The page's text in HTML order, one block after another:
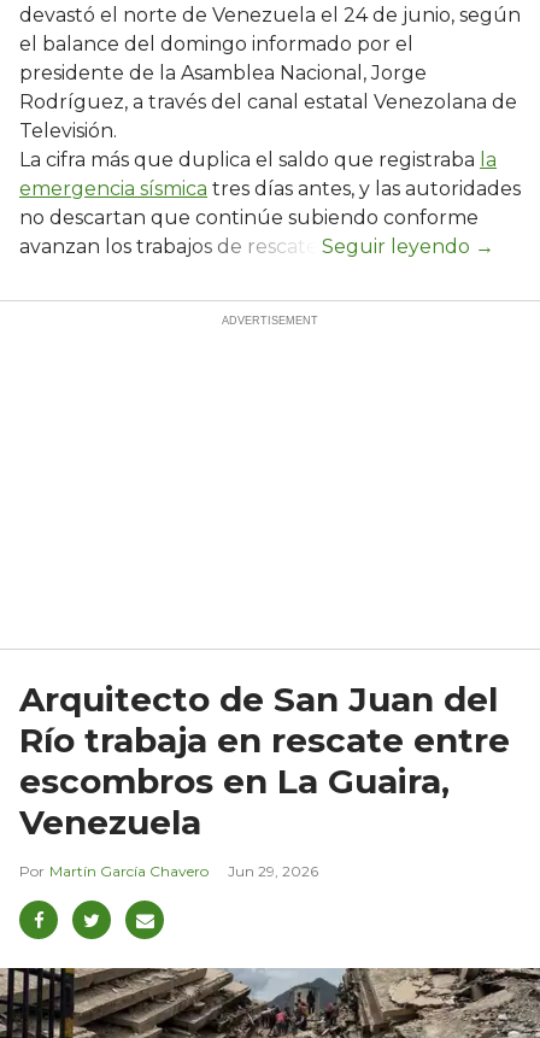
devastó el norte de Venezuela el 24 de junio, según
el balance del domingo informado por el
presidente de la Asamblea Nacional, Jorge
Rodríguez, a través del canal estatal Venezolana de
Televisión.
La cifra más que duplica el saldo que registraba la
emergencia sísmica tres días antes, y las autoridades
no descartan que continúe subiendo conforme
avanzan los trabajos de rescate.
Arquitecto de San Juan del
Río trabaja en rescate entre
escombros en La Guaira,
Venezuela
Martín García Chavero Jun 29, 2026